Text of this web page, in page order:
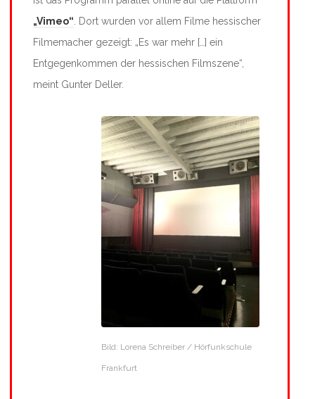
„Vimeo“ . Dort wurden vor allem Filme hessischer
Filmemacher gezeigt: „Es war mehr […] ein
Entgegenkommen der hessischen Filmszene“,
meint Gunter Deller.
Bild: Lorena Schreiber / Hörfunkschule
Frankfurt